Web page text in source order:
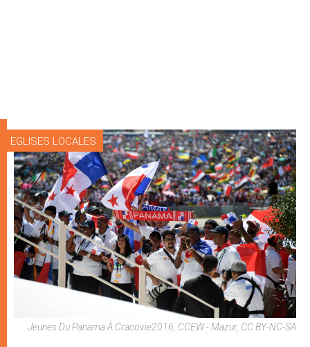
EGLISES LOCALES
Jeunes Du Panama À Cracovie2016, CCEW - Mazur, CC BY-NC-SA